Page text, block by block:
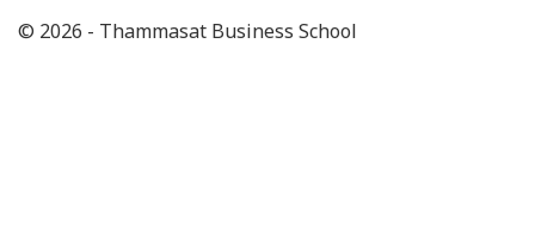
© 2026 - Thammasat Business School